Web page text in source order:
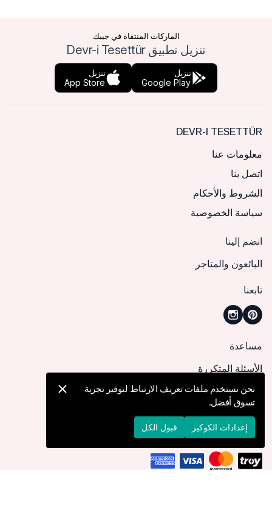
الماركات المنتقاة في جيبك
تنزيل تطبيق Devr-i Tesettür
تنزيل
Google Play
تنزيل
App Store
DEVR-I TESETTÜR
معلومات عنا
اتصل بنا
الشروط والأحكام
سياسة الخصوصية
انضم إلينا
البائعون والمتاجر
تابعنا
مساعدة
الأسئلة المتكررة
كيف يمكنني تقديم طلب؟
الشحن والتوصيل
الإرجاع والإلغاء
نحن نستخدم ملفات تعريف الارتباط لتوفير تجربة
تسوق أفضل.
إعدادات الكوكيز قبول الكل